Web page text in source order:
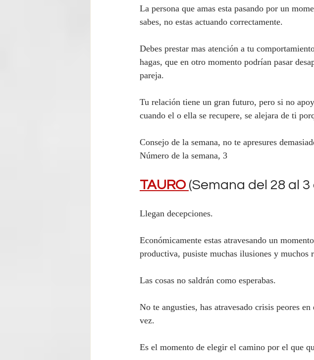
La persona que amas esta pasando por un
sabes, no estas actuando correctamente.
Debes prestar mas atención a tu
hagas, que en otro momento podrían pasar
pareja.
Tu relación tiene un gran futuro, pero si no
cuando el o ella se recupere, se alejara de ti
Consejo de la semana, no te apresures
Número de la semana, 3
TAURO (Semana del 28 al 3
Llegan decepciones.
Económicamente estas atravesando un
productiva, pusiste muchas ilusiones y
Las cosas no saldrán como esperabas.
No te angusties, has atravesado crisis peores
vez.
Es el momento de elegir el camino por el que